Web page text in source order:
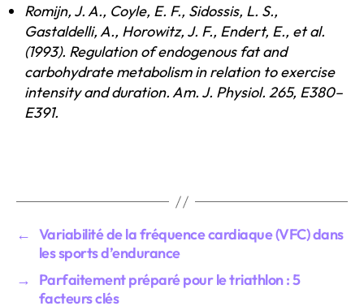
Romijn, J. A., Coyle, E. F., Sidossis, L. S.,
Gastaldelli, A., Horowitz, J. F., Endert, E., et al.
(1993). Regulation of endogenous fat and
carbohydrate metabolism in relation to exercise
intensity and duration. Am. J. Physiol. 265, E380–
E391.
← Variabilité de la fréquence cardiaque (VFC) dans
les sports d’endurance
→
Parfaitement préparé pour le triathlon : 5
facteurs clés